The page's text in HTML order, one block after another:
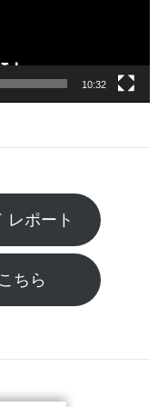
10:32
レポート
ちら